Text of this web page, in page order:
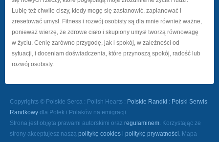
Lubię też chwile ciszy, kiedy mogę się zastanowić, zaplanować i
zresetować umysł. Fitness i rozwój osobisty są dla mnie również ważne,
ponieważ wierzę, że zdrowe ciało i skupiony umysł tworzą równowagę
w życiu. Cenię zarówno przygodę, jak i spokój, w zależności od
sytuacji, i doceniam doświadczenia, które przynoszą spokój, radość lub
rozwój osobisty.
Copyrights © Polskie Serca : Polish Hearts : Polskie Randki : Polski Serwis
Randkowy dla Polek i Polaków na emigracji.
Strona jest objęta prawami autorskimi oraz regulaminem. Korzystając ze
strony akceptujesz naszą politykę cookies i politykę prywatności. Mapa